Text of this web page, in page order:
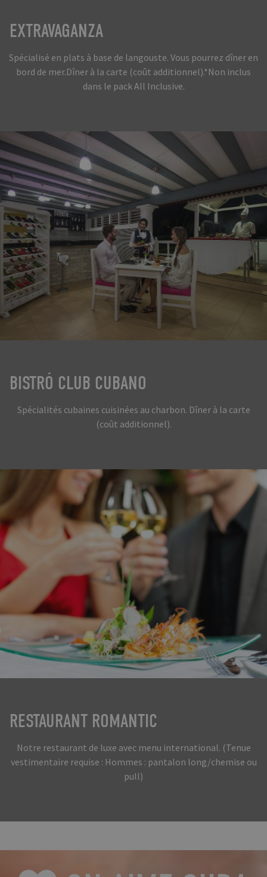
EXTRAVAGANZA
Spécialisé en plats à base de langouste. Vous pourrez dîner en
bord de mer.Dîner à la carte (coût additionnel).*Non inclus
dans le pack All Inclusive.
BISTRÓ CLUB CUBANO
Spécialités cubaines cuisinées au charbon. Dîner à la carte
(coût additionnel).
RESTAURANT ROMANTIC
Notre restaurant de luxe avec menu international. (Tenue
vestimentaire requise : Hommes : pantalon long/chemise ou
pull)